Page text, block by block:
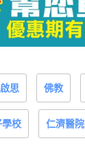
啟思 佛教
校 仁濟醫院